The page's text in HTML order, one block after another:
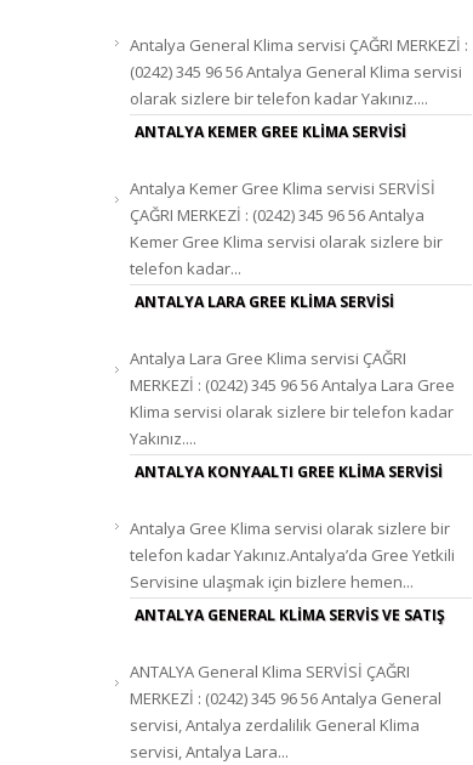
BTU/H
KLIMA 9000 BTU/H
Fiyat:
VIOLA INVERTER DUVAR TIPI SPLIT KLIMA 12000
Fiyat:2.584,75 TL.
Fiyat: 12.033,90 TL.
Fiyat: 11.686,44 TL.
MDV FOREST 12000 BTU KLİMA
Fiyat:2.792,37 TL.
GREE KLIMA 12000 BTU/H
Fiyat: 1.186,44 TL.
YER/TAVAN TIPI ON/OFF GREE KLIMA 48000
BTU/H
Fiyat:
MULTI KASET TIPI İÇ ÜNITE 18000 BTU/H
2.254,24 TL.
Antalya General Klima servisi ÇAĞRI MERKEZİ :
(0242) 345 96 56 Antalya General Klima servisi
olarak sizlere bir telefon kadar Yakınız....
ANTALYA KEMER GREE KLIMA SERVISI
Antalya Kemer Gree Klima servisi SERVİSİ
ÇAĞRI MERKEZİ : (0242) 345 96 56 Antalya
Kemer Gree Klima servisi olarak sizlere bir
telefon kadar...
ANTALYA LARA GREE KLIMA SERVISI
Antalya Lara Gree Klima servisi ÇAĞRI
MERKEZİ : (0242) 345 96 56 Antalya Lara Gree
Klima servisi olarak sizlere bir telefon kadar
Yakınız....
ANTALYA KONYAALTI GREE KLIMA SERVISI
Antalya Gree Klima servisi olarak sizlere bir
telefon kadar Yakınız.Antalya’da Gree Yetkili
Servisine ulaşmak için bizlere hemen...
ANTALYA GENERAL KLIMA SERVIS VE SATIŞ
ANTALYA General Klima SERVİSİ ÇAĞRI
MERKEZİ : (0242) 345 96 56 Antalya General
servisi, Antalya zerdalilik General Klima
servisi, Antalya Lara...